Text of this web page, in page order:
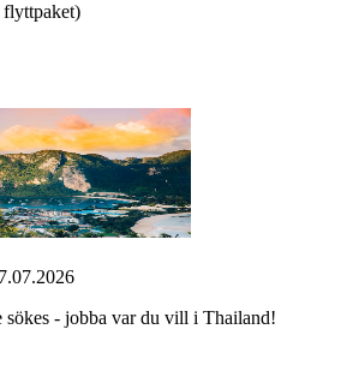
sökes - jobba var du vill i Thailand!